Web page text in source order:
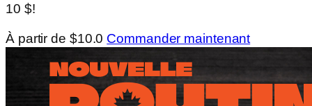
10 $!
À partir de $10.0 Commander maintenant